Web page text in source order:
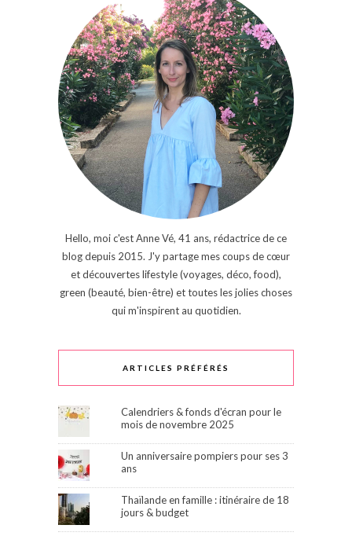
Hello, moi c'est Anne Vé, 41 ans, rédactrice de ce
blog depuis 2015. J'y partage mes coups de cœur
et découvertes lifestyle (voyages, déco, food),
green (beauté, bien-être) et toutes les jolies choses
qui m'inspirent au quotidien.
ARTICLES PRÉFÉRÉS
Calendriers & fonds d'écran pour le
mois de novembre 2025
Un anniversaire pompiers pour ses 3
ans
Thaïlande en famille : itinéraire de 18
jours & budget